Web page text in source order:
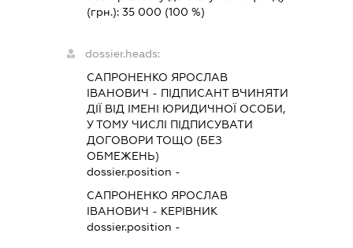
(грн.): 35 000 (100 %)
dossier.heads:
САПРОНЕНКО ЯРОСЛАВ
ІВАНОВИЧ - ПІДПИСАНТВЧИНЯТИ
ДІЇ ВІД ІМЕНІ ЮРИДИЧНОЇ ОСОБИ,
У ТОМУ ЧИСЛІ ПІДПИСУВАТИ
ДОГОВОРИ ТОЩО (БЕЗ
ОБМЕЖЕНЬ)
dossier.position -
САПРОНЕНКО ЯРОСЛАВ
ІВАНОВИЧ - КЕРІВНИК
dossier.position -